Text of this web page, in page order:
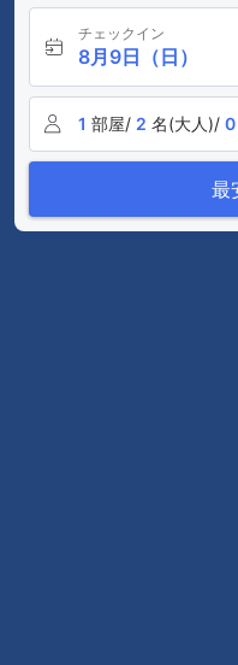
チェックイン
8月9日（日）
1 部屋/ 2 名(大人)/ 0
最